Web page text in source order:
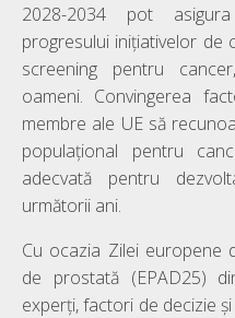
2028-2034 pot
progresului inițiativelor de
screening pentru
oameni. Convingerea
membre ale UE să
populațional pentru
adecvată pentru
următorii ani.
Cu ocazia Zilei europene
de prostată (EPAD25)
experți, factori de decizie